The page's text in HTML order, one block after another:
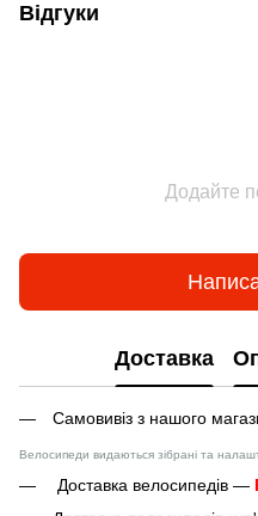
Відгуки
Додайте
Доставка
Самовивіз з нашого
Велосипеди видаються зібрані та
Доставка велосипедів —